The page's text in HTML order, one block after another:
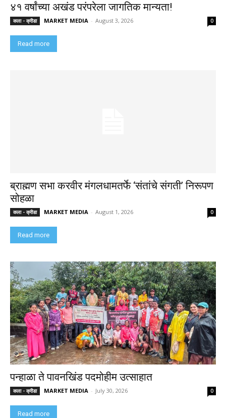
४१ वर्षांच्या अखंड परंपरेला जागतिक मान्यता!
कला - क्रीडा MARKET MEDIA - August 3, 2026 0
Read more
ब्राह्मण सभा करवीर मंगलधामतर्फे ‘संतांचे संगती’ निरूपण
सोहळा
कला - क्रीडा MARKET MEDIA - August 1, 2026 0
Read more
पन्हाळा ते पावनखिंड पदमोहीम उत्साहात
कला - क्रीडा MARKET MEDIA - July 30, 2026 0
Read more